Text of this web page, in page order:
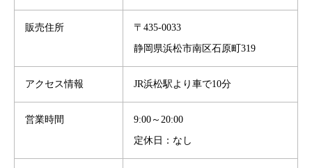
販売住所
〒435-0033
静岡県浜松市南区石原町319
アクセス情報 JR浜松駅より車で10分
営業時間
9:00～20:00
定休日：なし